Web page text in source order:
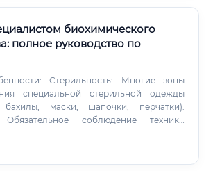
биохимического
полное руководство по
Многие зоны
специальной стерильной одежды
бахилы, маски, шапочки, перчатки).
Обязательное соблюдение техники
реагентами и биологическими